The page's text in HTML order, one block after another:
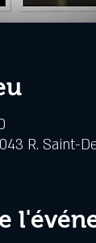
R. Saint-